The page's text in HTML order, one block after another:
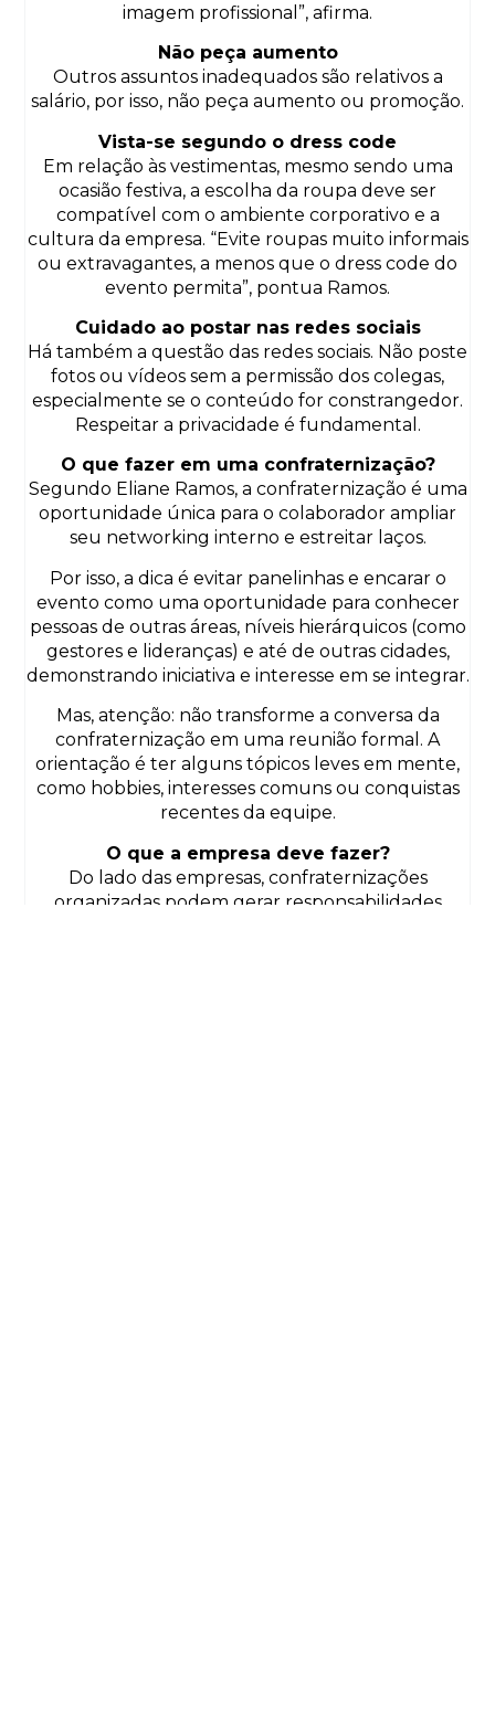
imagem profissional”, afirma.
Não peça aumento
Outros assuntos inadequados são relativos a
salário, por isso, não peça aumento ou promoção.
Vista-se segundo o dress code
Em relação às vestimentas, mesmo sendo uma
ocasião festiva, a escolha da roupa deve ser
compatível com o ambiente corporativo e a
cultura da empresa. “Evite roupas muito informais
ou extravagantes, a menos que o dress code do
evento permita”, pontua Ramos.
Cuidado ao postar nas redes sociais
Há também a questão das redes sociais. Não poste
fotos ou vídeos sem a permissão dos colegas,
especialmente se o conteúdo for constrangedor.
Respeitar a privacidade é fundamental.
O que fazer em uma confraternização?
Segundo Eliane Ramos, a confraternização é uma
oportunidade única para o colaborador ampliar
seu networking interno e estreitar laços.
Por isso, a dica é evitar panelinhas e encarar o
evento como uma oportunidade para conhecer
pessoas de outras áreas, níveis hierárquicos (como
gestores e lideranças) e até de outras cidades,
demonstrando iniciativa e interesse em se integrar.
Mas, atenção: não transforme a conversa da
confraternização em uma reunião formal. A
orientação é ter alguns tópicos leves em mente,
como hobbies, interesses comuns ou conquistas
recentes da equipe.
O que a empresa deve fazer?
Do lado das empresas, confraternizações
organizadas podem gerar responsabilidades